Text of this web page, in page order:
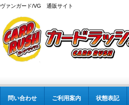
ヴァンガード/VG 通販サイト
問い合わせ ご利用案内 状態表記